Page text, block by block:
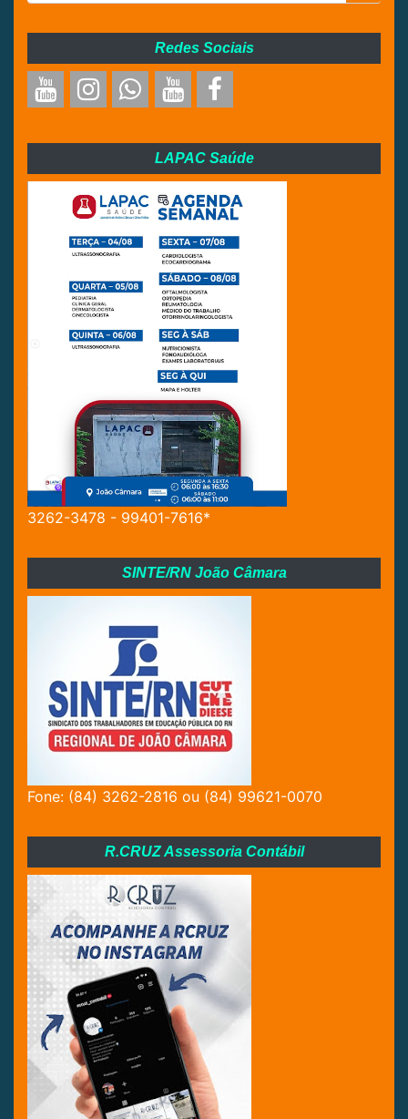
Redes Sociais
LAPAC Saúde
3262-3478 - 99401-7616*
SINTE/RN João Câmara
Fone: (84) 3262-2816 ou (84) 99621-0070
R.CRUZ Assessoria Contábil